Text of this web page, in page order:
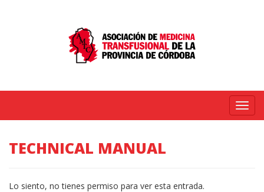
Menú
TECHNICAL MANUAL
Lo siento, no tienes permiso para ver esta entrada.